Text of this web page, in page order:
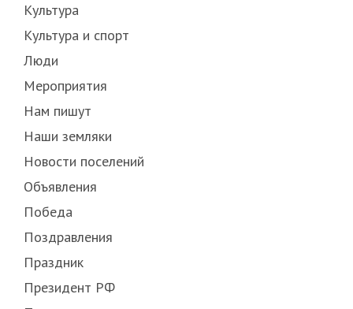
Культура
Культура и спорт
Люди
Мероприятия
Нам пишут
Наши земляки
Новости поселений
Объявления
Победа
Поздравления
Праздник
Президент РФ